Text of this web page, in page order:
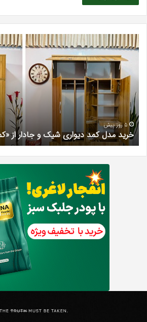
خرید
مدل
دیواری
شیک
جادار
از
«کمد
پازلی»
5 روز پیش
خرید مدل کمد دیواری شیک و جادار از